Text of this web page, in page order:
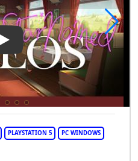
Play Video: The Star Named
PLAYSTATION 5 PC WINDOWS